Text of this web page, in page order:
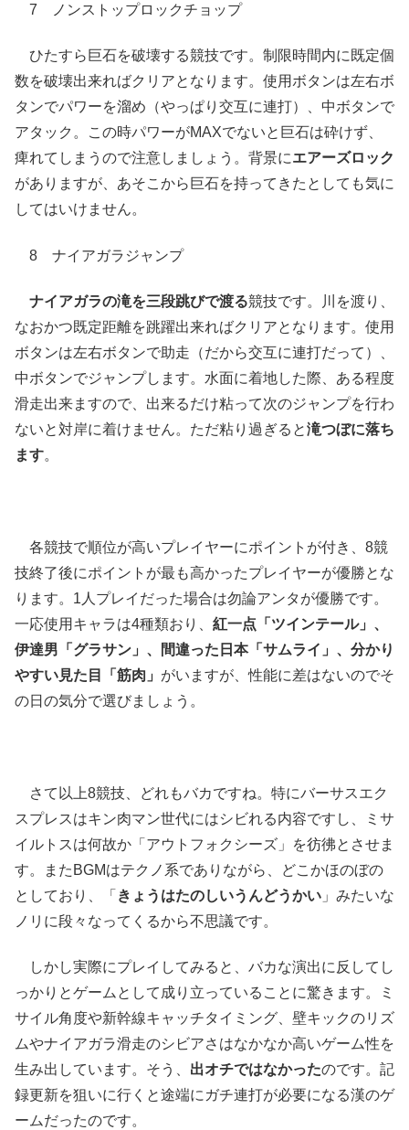
7 ノンストップロックチョップ
ひたすら巨石を破壊する競技です。制限時間内に既定個
数を破壊出来ればクリアとなります。使用ボタンは左右ボ
タンでパワーを溜め（やっぱり交互に連打）、中ボタンで
アタック。この時パワーがMAXでないと巨石は砕けず、
痺れてしまうので注意しましょう。背景にエアーズロック
がありますが、あそこから巨石を持ってきたとしても気に
してはいけません。
8 ナイアガラジャンプ
ナイアガラの滝を三段跳びで渡る競技です。川を渡り、
なおかつ既定距離を跳躍出来ればクリアとなります。使用
ボタンは左右ボタンで助走（だから交互に連打だって）、
中ボタンでジャンプします。水面に着地した際、ある程度
滑走出来ますので、出来るだけ粘って次のジャンプを行わ
ないと対岸に着けません。ただ粘り過ぎると滝つぼに落ち
ます。
各競技で順位が高いプレイヤーにポイントが付き、8競
技終了後にポイントが最も高かったプレイヤーが優勝とな
ります。1人プレイだった場合は勿論アンタが優勝です。
一応使用キャラは4種類おり、 紅一点「ツインテール」、
伊達男「グラサン」、間違った日本「サムライ」、分かり
やすい見た目「筋肉」 がいますが、性能に差はないのでそ
の日の気分で選びましょう。
さて以上8競技、どれもバカですね。特にバーサスエク
スプレスはキン肉マン世代にはシビれる内容ですし、ミサ
イルトスは何故か「アウトフォクシーズ」を彷彿とさせま
す。またBGMはテクノ系でありながら、どこかほのぼの
としており、「 きょうはたのしいうんどうかい 」みたいな
ノリに段々なってくるから不思議です。
しかし実際にプレイしてみると、バカな演出に反してし
っかりとゲームとして成り立っていることに驚きます。ミ
サイル角度や新幹線キャッチタイミング、壁キックのリズ
ムやナイアガラ滑走のシビアさはなかなか高いゲーム性を
生み出しています。そう、 出オチではなかったのです。記
録更新を狙いに行くと途端にガチ連打が必要になる漢のゲ
ームだったのです。